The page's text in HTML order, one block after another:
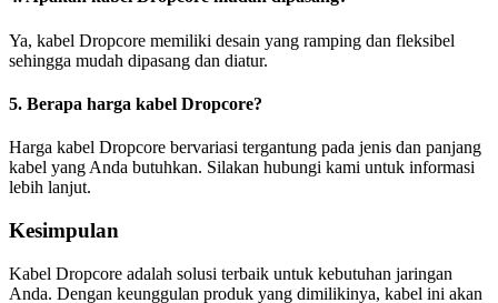
Ya, kabel Dropcore memiliki desain yang ramping dan fleksibel
sehingga mudah dipasang dan diatur.
5. Berapa harga kabel Dropcore?
Harga kabel Dropcore bervariasi tergantung pada jenis dan panjang
kabel yang Anda butuhkan. Silakan hubungi kami untuk informasi
lebih lanjut.
Kesimpulan
Kabel Dropcore adalah solusi terbaik untuk kebutuhan jaringan
Anda. Dengan keunggulan produk yang dimilikinya, kabel ini akan